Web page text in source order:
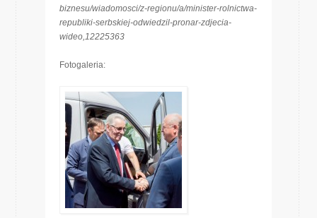
biznesu/wiadomosci/z-regionu/a/minister-rolnictwa-
republiki-serbskiej-odwiedzil-pronar-zdjecia-
wideo,12225363
Fotogaleria: